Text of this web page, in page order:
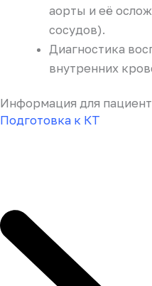
аорты и её
сосудов).
Диагностика
внутренних
Информация для
Подготовка к КТ